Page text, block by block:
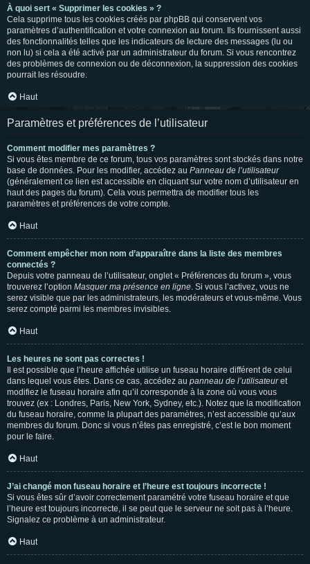
À quoi sert « Supprimer les cookies » ?
Cela supprime tous les cookies créés par phpBB qui conservent vos
paramètres d’authentification et votre connexion au forum. Ils fournissent aussi
des fonctionnalités telles que les indicateurs de lecture des messages (lu ou
non lu) si cela a été activé par un administrateur du forum. Si vous rencontrez
des problèmes de connexion ou de déconnexion, la suppression des cookies
pourrait les résoudre.
Haut
Paramètres et préférences de l’utilisateur
Comment modifier mes paramètres ?
Si vous êtes membre de ce forum, tous vos paramètres sont stockés dans notre
base de données. Pour les modifier, accédez au Panneau de l’utilisateur
(généralement ce lien est accessible en cliquant sur votre nom d’utilisateur en
haut des pages du forum). Cela vous permettra de modifier tous les
paramètres et préférences de votre compte.
Haut
Comment empêcher mon nom d’apparaître dans la liste des membres
connectés ?
Depuis votre panneau de l’utilisateur, onglet « Préférences du forum », vous
trouverez l’option Masquer ma présence en ligne. Si vous l’activez, vous ne
serez visible que par les administrateurs, les modérateurs et vous-même. Vous
serez compté parmi les membres invisibles.
Haut
Les heures ne sont pas correctes !
Il est possible que l’heure affichée utilise un fuseau horaire différent de celui
dans lequel vous êtes. Dans ce cas, accédez au panneau de l’utilisateuret
modifiez le fuseau horaire afin qu’il corresponde à la zone où vous vous
trouvez (ex : Londres, Paris, New York, Sydney, etc.). Notez que la modification
du fuseau horaire, comme la plupart des paramètres, n’est accessible qu’aux
membres du forum. Donc si vous n’êtes pas enregistré, c’est le bon moment
pour le faire.
Haut
J’ai changé mon fuseau horaire et l’heure est toujours incorrecte !
Si vous êtes sûr d’avoir correctement paramétré votre fuseau horaire et que
l’heure est toujours incorrecte, il se peut que le serveur ne soit pas à l’heure.
Signalez ce problème à un administrateur.
Haut